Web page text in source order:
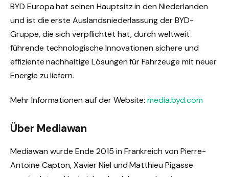
BYD Europa hat seinen Hauptsitz in den Niederlanden
und ist die erste Auslandsniederlassung der BYD-
Gruppe, die sich verpflichtet hat, durch weltweit
führende technologische Innovationen sichere und
effiziente nachhaltige Lösungen für Fahrzeuge mit neuer
Energie zu liefern.
Mehr Informationen auf der Website:media.byd.com
Über Mediawan
Mediawan wurde Ende 2015 in Frankreich von Pierre-
Antoine Capton, Xavier Niel und Matthieu Pigasse